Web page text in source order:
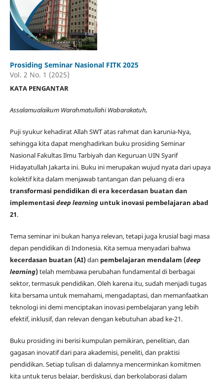
Prosiding Seminar Nasional FITK 2025
Vol. 2 No. 1 (2025)
KATA PENGANTAR
Assalamualaikum Warahmatullahi Wabarakatuh,
Puji syukur kehadirat Allah SWT atas rahmat dan karunia-Nya,
sehingga kita dapat menghadirkan buku prosiding Seminar
Nasional Fakultas Ilmu Tarbiyah dan Keguruan UIN Syarif
Hidayatullah Jakarta ini. Buku ini merupakan wujud nyata dari upaya
kolektif kita dalam menjawab tantangan dan peluang di era
transformasi pendidikan di era kecerdasan buatan dan
implementasi deep learninguntuk inovasi pembelajaran abad
21.
Tema seminar ini bukan hanya relevan, tetapi juga krusial bagi masa
depan pendidikan di Indonesia. Kita semua menyadari bahwa
kecerdasan buatan (AI)dan pembelajaran mendalam (deep
learning)telah membawa perubahan fundamental di berbagai
sektor, termasuk pendidikan. Oleh karena itu, sudah menjadi tugas
kita bersama untuk memahami, mengadaptasi, dan memanfaatkan
teknologi ini demi menciptakan inovasi pembelajaran yang lebih
efektif, inklusif, dan relevan dengan kebutuhan abad ke-21.
Buku prosiding ini berisi kumpulan pemikiran, penelitian, dan
gagasan inovatif dari para akademisi, peneliti, dan praktisi
pendidikan. Setiap tulisan di dalamnya mencerminkan komitmen
kita untuk terus belajar, berdiskusi, dan berkolaborasi dalam